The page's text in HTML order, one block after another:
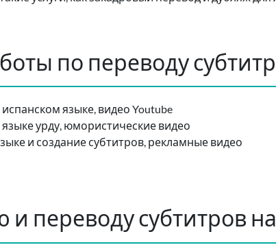
по переводу
языке, видео Youtube
урду, юмористические видео
и создание субтитров, рекламные видео
и переводу субтитров